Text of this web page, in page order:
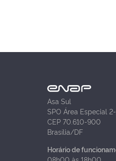
Asa Sul
SPO Área Especial
CEP 70.610-900
Brasília/DF
Horário de